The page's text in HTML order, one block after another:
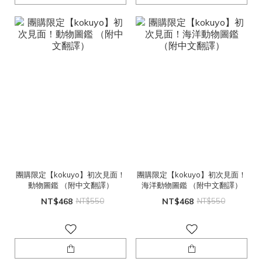
團購限定【kokuyo】初次見面！
動物圖鑑 （附中文翻譯）
NT$468 NT$550
團購限定【kokuyo】初次見面！
海洋動物圖鑑 （附中文翻譯）
NT$468 NT$550